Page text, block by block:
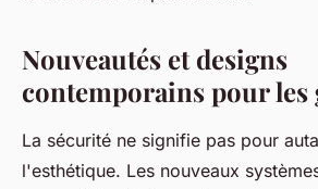
Nouveautés et designs
contemporains pour
La sécurité ne signifie pas pour
l'esthétique. Les nouveaux